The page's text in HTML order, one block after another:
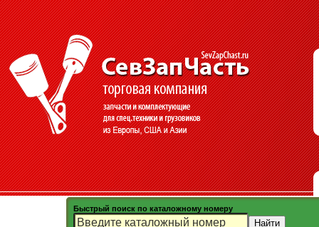
Быстрый поиск по каталожному номеру